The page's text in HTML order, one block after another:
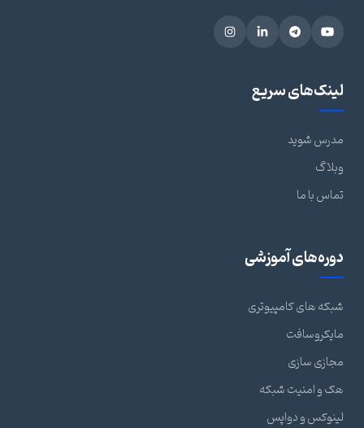
لینک‌های سریع
مدرس شوید
وبلاگ
تماس با ما
دوره‌های آموزشی
شبکه های کامپیوتری
مایکروسافت
مجازی سازی
هک و امنیت شبکه
لینوکس و دواپس